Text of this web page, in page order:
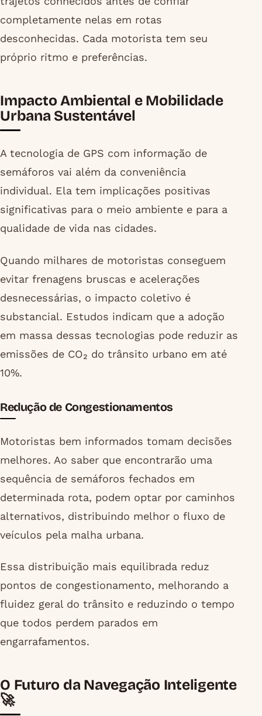
completamente nelas em rotas
desconhecidas. Cada motorista tem seu
próprio ritmo e preferências.
Impacto Ambiental e Mobilidade
Urbana Sustentável
A tecnologia de GPS com informação de
semáforos vai além da conveniência
individual. Ela tem implicações positivas
significativas para o meio ambiente e para a
qualidade de vida nas cidades.
Quando milhares de motoristas conseguem
evitar frenagens bruscas e acelerações
desnecessárias, o impacto coletivo é
substancial. Estudos indicam que a adoção
em massa dessas tecnologias pode reduzir as
emissões de CO₂ do trânsito urbano em até
10%.
Redução de Congestionamentos
Motoristas bem informados tomam decisões
melhores. Ao saber que encontrarão uma
sequência de semáforos fechados em
determinada rota, podem optar por caminhos
alternativos, distribuindo melhor o fluxo de
veículos pela malha urbana.
Essa distribuição mais equilibrada reduz
pontos de congestionamento, melhorando a
fluidez geral do trânsito e reduzindo o tempo
que todos perdem parados em
engarrafamentos.
O Futuro da Navegação Inteligente
🚀